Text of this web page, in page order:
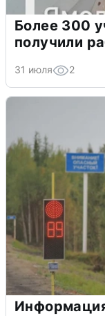
Более 300
получили
31 июля 2